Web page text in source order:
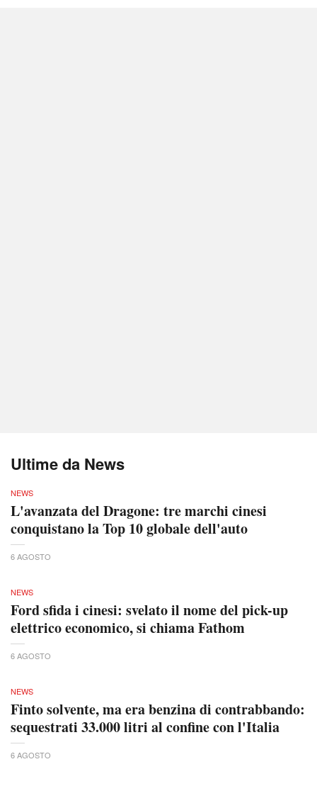
Ultime da News
NEWS
L'avanzata del Dragone: tre marchi cinesi
conquistano la Top 10 globale dell'auto
6 AGOSTO
NEWS
Ford sfida i cinesi: svelato il nome del pick-up
elettrico economico, si chiama Fathom
6 AGOSTO
NEWS
Finto solvente, ma era benzina di contrabbando:
sequestrati 33.000 litri al confine con l'Italia
6 AGOSTO